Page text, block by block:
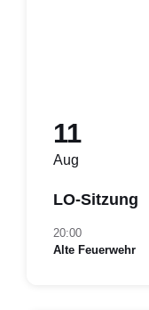
11
Aug
LO-Sitzung
20:00
Alte Feuerwehr